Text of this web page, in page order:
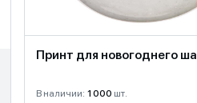
Принт для новогоднего
В наличии: 1 000 шт.